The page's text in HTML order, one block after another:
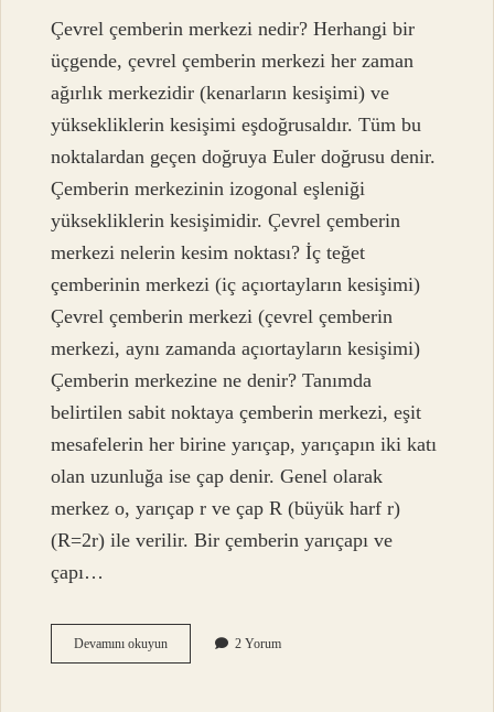
Çevrel çemberin merkezi nedir? Herhangi bir
üçgende, çevrel çemberin merkezi her zaman
ağırlık merkezidir (kenarların kesişimi) ve
yüksekliklerin kesişimi eşdoğrusaldır. Tüm bu
noktalardan geçen doğruya Euler doğrusu denir.
Çemberin merkezinin izogonal eşleniği
yüksekliklerin kesişimidir. Çevrel çemberin
merkezi nelerin kesim noktası? İç teğet
çemberinin merkezi (iç açıortayların kesişimi)
Çevrel çemberin merkezi (çevrel çemberin
merkezi, aynı zamanda açıortayların kesişimi)
Çemberin merkezine ne denir? Tanımda
belirtilen sabit noktaya çemberin merkezi, eşit
mesafelerin her birine yarıçap, yarıçapın iki katı
olan uzunluğa ise çap denir. Genel olarak
merkez o, yarıçap r ve çap R (büyük harf r)
(R=2r) ile verilir. Bir çemberin yarıçapı ve
çapı…
Devamını okuyunÇevrel
Çemberin
2 Yorum